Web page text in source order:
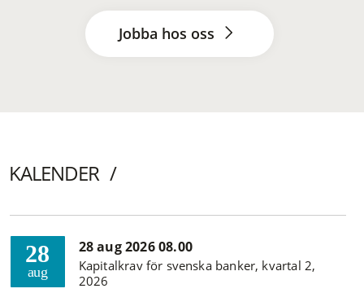
Jobba hos oss
KALENDER
28
aug
28 aug 2026 08.00
Kapitalkrav för svenska banker, kvartal 2,
2026